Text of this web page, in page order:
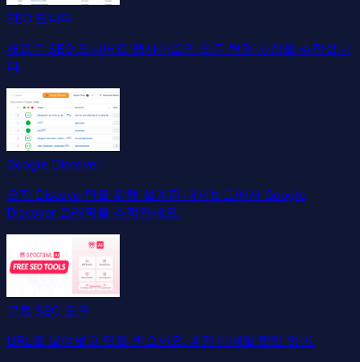
SEO 모니터
새로운 SEO 모니터로 웹사이트의 모든 변경 사항을 추적합니
다.
Google Discover
오직 Discover만을 위해 설계된 대시보드에서 Google
Discover 트래픽을 추적하세요.
무료 SEO 도구
URL을 붙여넣고 답을 받으세요. 계정·이메일·팝업 없이.